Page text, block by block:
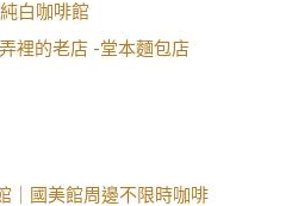
白咖啡館
裡的老店 -堂本麵包店
｜國美館周邊不限時咖啡